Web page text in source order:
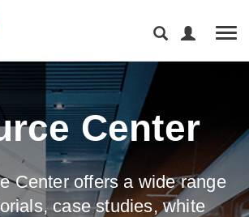
Center
Center offers a wide range
case studies, white